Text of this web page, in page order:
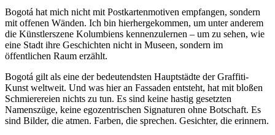
Bogotá hat mich nicht mit Postkartenmotiven empfangen, sondern
mit offenen Wänden. Ich bin hierhergekommen, um unter anderem
die Künstlerszene Kolumbiens kennenzulernen – um zu sehen, wie
eine Stadt ihre Geschichten nicht in Museen, sondern im
öffentlichen Raum erzählt.
Bogotá gilt als eine der bedeutendsten Hauptstädte der Graffiti-
Kunst weltweit. Und was hier an Fassaden entsteht, hat mit bloßen
Schmierereien nichts zu tun. Es sind keine hastig gesetzten
Namenszüge, keine egozentrischen Signaturen ohne Botschaft. Es
sind Bilder, die atmen. Farben, die sprechen. Gesichter, die erinnern.